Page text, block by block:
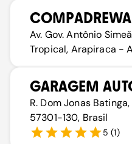
Av. Gov. Antônio
Tropical, Arapiraca -
GARAGEM
R. Dom Jonas
57301-130, Brasil
5 (1)